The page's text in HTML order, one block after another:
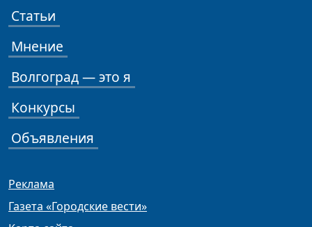
Статьи
Мнение
Волгоград — это я
Конкурсы
Объявления
Реклама
Газета «Городские вести»